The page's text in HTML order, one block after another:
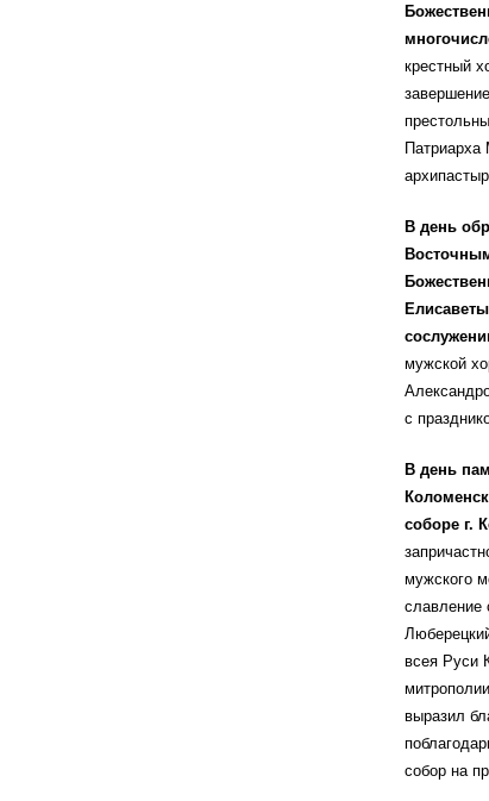
крестный
Патриарха
В день
мужской
с
В день
соборе г.
мужского
славление
всея Руси
выразил
собор на